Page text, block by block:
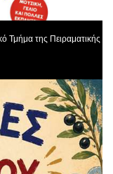
Τμήμα της Πειραματικής